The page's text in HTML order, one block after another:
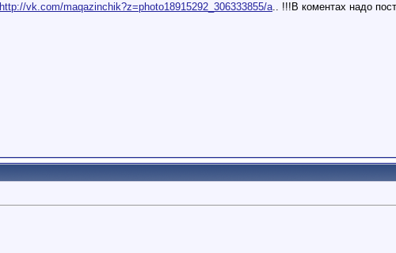
http://vk.com/maqazinchik?z=photo18915292_306333855/a.. !!!В коментах надо